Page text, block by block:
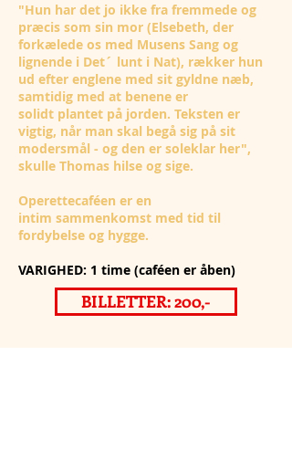
"Hun har det jo ikke fra fremmede og
præcis som sin mor (Elsebeth, der
forkælede os med Musens Sang og
lignende i Det´ lunt i Nat), rækker hun
ud efter englene med sit gyldne næb,
samtidig med at benene er
solidt plantet på jorden. Teksten er
vigtig, når man skal begå sig på sit
modersmål - og den er soleklar her",
skulle Thomas hilse og sige.
Operettecaféen er en
intim sammenkomst med tid til
fordybelse og hygge.
VARIGHED: 1 time (caféen er åben)
BILLETTER: 200,-